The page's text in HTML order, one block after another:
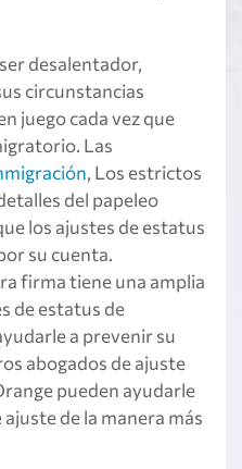
desalentador,
circunstancias
juego cada vez que
Las
, Los estrictos
del papeleo
los ajustes de estatus
su cuenta.
firma tiene una amplia
de estatus de
a prevenir su
abogados de ajuste
pueden ayudarle
de la manera más